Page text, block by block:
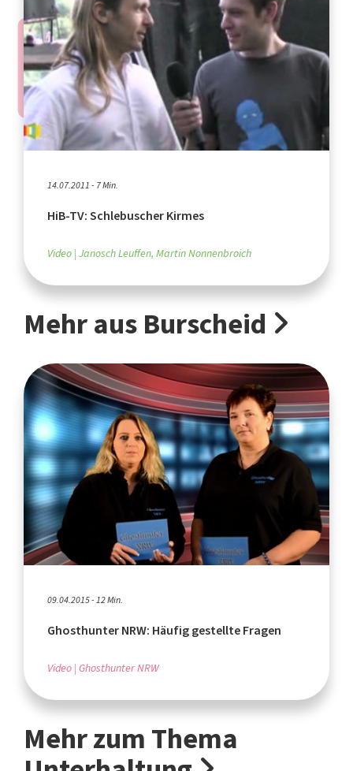
14.07.2011 - 7 Min.
HiB-TV: Schlebuscher Kirmes
Video Janosch Leuffen, Martin Nonnenbroich
Mehr aus Burscheid
09.04.2015 - 12 Min.
Ghosthunter NRW: Häufig gestellte Fragen
Video Ghosthunter NRW
Mehr zum Thema